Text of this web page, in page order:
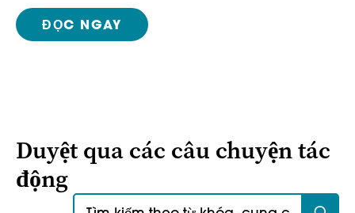
ĐỌC NGAY
Duyệt qua các câu chuyện tác
động
Tìm kiếm: